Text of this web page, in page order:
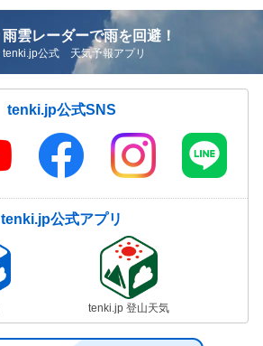
雨雲レーダーで雨を回避！
tenki.jp公式 天気予報アプリ
tenki.jp公式SNS
tenki.jp公式アプリ
tenki.jp 登山天気